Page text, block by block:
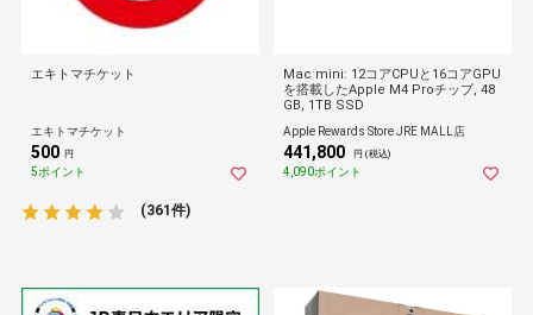
エキトマチケット
エキトマチケット
500 円
5ポイント
(361件)
Mac mini: 12コアCPUと16コアGPU
を搭載したApple M4 Proチップ, 48
GB, 1TB SSD
Apple Rewards Store JRE MALL店
441,800 円 (税込)
4,090ポイント